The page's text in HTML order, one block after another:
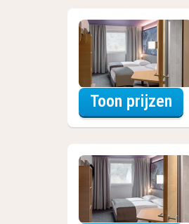
Toon prijzen